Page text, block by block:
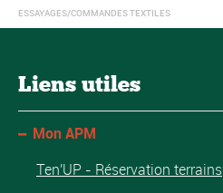
ESSAYAGES/COMMANDES TEXTILES
Liens utiles
Mon APM
Ten'UP - Réservation terrains